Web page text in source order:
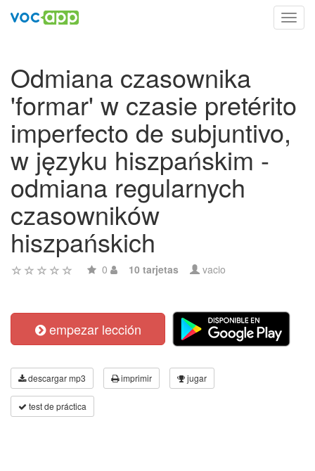
Odmiana czasownika
'formar' w czasie pretérito
imperfecto de subjuntivo,
w języku hiszpańskim -
odmiana regularnych
czasowników
hiszpańskich
0 10 tarjetas vacio
empezar lección
descargar mp3 imprimir jugar
test de práctica